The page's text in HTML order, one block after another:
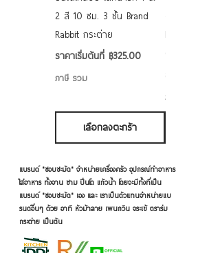
2 สี 10 ซม. 3 ชั้น Brand
Rabbit กระต่าย
ราคาเริ่มต้นที่ ฿325.00
ราคาขายลด
ภาษี รวม
เลือกลงตะกร้า
ภาษี รวม
แบรนด์ "ชอบชะมัด" จำหน่ายเครื่องครัว อุปกรณ์ทำอาหาร
ใส่อาหาร ทั้งจาน ชาม ปิ่นโต แก้วน้ำ โดยจะมีทั้งที่เป็น
แบรนด์ "ชอบชะมัด" เอง และ เราเป็นตัวแทนจำหน่ายแบ
รนด์อื่นๆ ด้วย อาทิ หัวม้าลาย เพนกวิน จระเข้ ตราร่ม
กระต่าย เป็นต้น